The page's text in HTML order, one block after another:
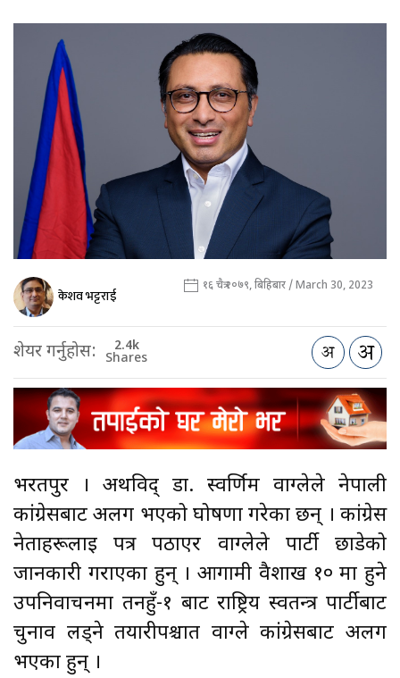
केशव भट्टराई १६ चैत्र २०७९, बिहिबार / March 30, 2023
शेयर गर्नुहोस: 2.4k
Shares
भरतपुर । अर्थविद् डा‍. स्वर्णिम वाग्लेले नेपाली
कांग्रेसबाट अलग भएको घोषणा गरेका छन् । कांग्रेस
नेताहरूलाई पत्र पठाएर वाग्लेले पार्टी छाडेको
जानकारी गराएका हुन् । आगामी वैशाख १० मा हुने
उपनिर्वाचनमा तनहुँ-१ बाट राष्ट्रिय स्वतन्त्र पार्टीबाट
चुनाव लड्ने तयारीपश्चात वाग्ले कांग्रेसबाट अलग
भएका हुन् ।